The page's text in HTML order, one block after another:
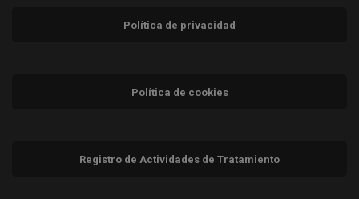
Política de privacidad
Política de cookies
Registro de Actividades de Tratamiento